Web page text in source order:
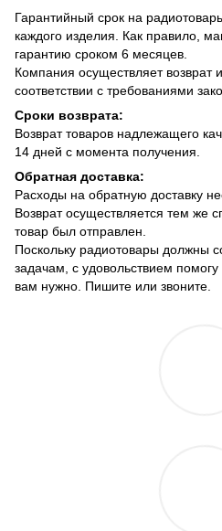
Гарантийный срок на
каждого изделия. Как правило,
гарантию сроком 6 месяцев.
Компания осуществляет возврат
соответствии с требованиями
Сроки возврата:
Возврат товаров надлежащего
14 дней с момента получения.
Обратная доставка:
Расходы на обратную доставку
Возврат осуществляется тем же
товар был отправлен.
Поскольку радиотовары должны
задачам, с удовольствием
вам нужно. Пишите или звоните.